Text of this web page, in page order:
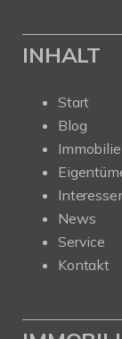
INHALT
Start
Blog
News
Service
Kontakt